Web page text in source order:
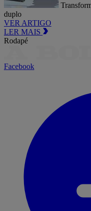
duplo
VER ARTIGO
LER MAIS
Rodapé
Facebook